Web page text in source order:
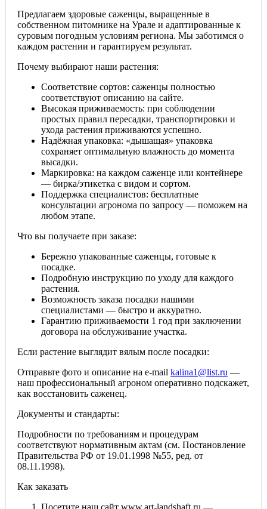
Предлагаем здоровые саженцы, выращенные в
собственном питомнике на Урале и адаптированные к
суровым погодным условиям региона. Мы заботимся о
каждом растении и гарантируем результат.
Почему выбирают наши растения:
Соответствие сортов: саженцы полностью
соответствуют описанию на сайте.
Высокая приживаемость: при соблюдении
простых правил пересадки, транспортировки и
ухода растения приживаются успешно.
Надёжная упаковка: «дышащая» упаковка
сохраняет оптимальную влажность до момента
высадки.
Маркировка: на каждом саженце или контейнере
— бирка/этикетка с видом и сортом.
Поддержка специалистов: бесплатные
консультации агронома по запросу — поможем на
любом этапе.
Что вы получаете при заказе:
Бережно упакованные саженцы, готовые к
посадке.
Подробную инструкцию по уходу для каждого
растения.
Возможность заказа посадки нашими
специалистами — быстро и аккуратно.
Гарантию приживаемости 1 год при заключении
договора на обслуживание участка.
Если растение выглядит вялым после посадки:
Отправьте фото и описание на e-mail kalina1@list.ru —
наш профессиональный агроном оперативно подскажет,
как восстановить саженец.
Документы и стандарты:
Подробности по требованиям и процедурам
соответствуют нормативным актам (см. Постановление
Правительства РФ от 19.01.1998 №55, ред. от
08.11.1998).
Как заказать